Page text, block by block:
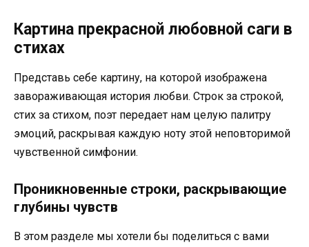
Картина прекрасной любовной саги в
стихах
Представь себе картину, на которой изображена
завораживающая история любви. Строк за строкой,
стих за стихом, поэт передает нам целую палитру
эмоций, раскрывая каждую ноту этой неповторимой
чувственной симфонии.
Проникновенные строки, раскрывающие
глубины чувств
В этом разделе мы хотели бы поделиться с вами